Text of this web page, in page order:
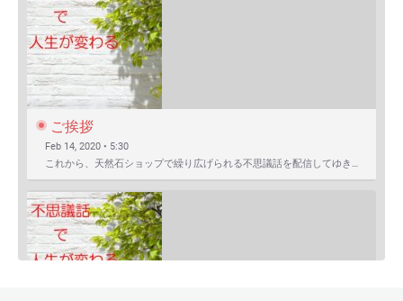
ご挨拶
Feb 14, 2020 • 5:30
これから、天然石ショップで繰り広げられる不思議話を配信してゆきます。 まずは自己紹介を含めたご挨拶か…